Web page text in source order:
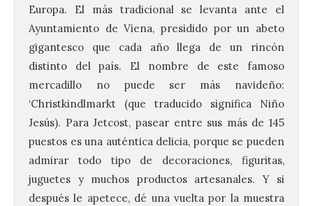
Europa. El más tradicional se levanta ante el
Ayuntamiento de Viena, presidido por un abeto
gigantesco que cada año llega de un rincón
distinto del país. El nombre de este famoso
mercadillo no puede ser más navideño:
‘Christkindlmarkt (que traducido significa Niño
Jesús). Para Jetcost, pasear entre sus más de 145
puestos es una auténtica delicia, porque se pueden
admirar todo tipo de decoraciones, figuritas,
juguetes y muchos productos artesanales. Y si
después le apetece, dé una vuelta por la muestra